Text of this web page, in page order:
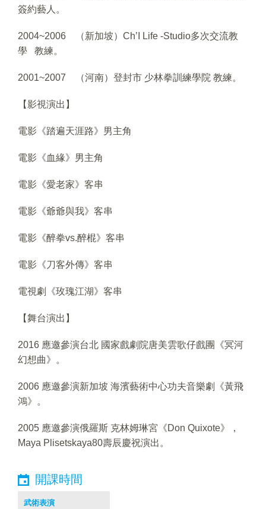
簽約藝人。
2004~2006 （新加坡）Ch’I Life -Studio多次交流教
學 教練。
2001~2007 （河南）登封市 少林拳訓練學院 教練。
【影視演出】
電影《踏遍天涯路》男主角
電影《血緣》男主角
電影《愛老家》客串
電影《爺爺與我》客串
電影《醉拳vs.醉棍》客串
電影《刀客外傳》客串
電視劇《玫瑰江湖》客串
【舞台演出】
2016 應邀參演台北 國家戲劇院唐美雲歌仔戲團《冥河
幻想曲》。
2006 應邀參演新加坡 海濱藝術中心功夫音樂劇《黃飛
鴻》。
2005 應邀參演俄羅斯 克林姆琳宮《Don Quixote》，
Maya Plisetskaya80壽辰慶祝演出。
開課時間
武術表演